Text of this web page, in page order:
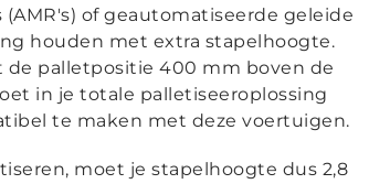
of geautomatiseerde geleide
houden met extra stapelhoogte.
de palletpositie 400 mm boven de
in je totale palletiseeroplossing
te maken met deze voertuigen.
moet je stapelhoogte dus 2,8